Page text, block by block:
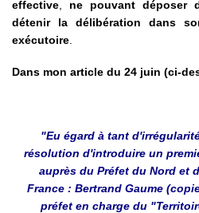
effective
ne pouvant déposer
détenir la délibération dans
exécutoire
Dans mon article du 24 juin (ci-
"Eu égard à tant
résolution d'introduire un
auprès du Préfet du Nord et
France : Bertrand Gaume
préfet en charge du